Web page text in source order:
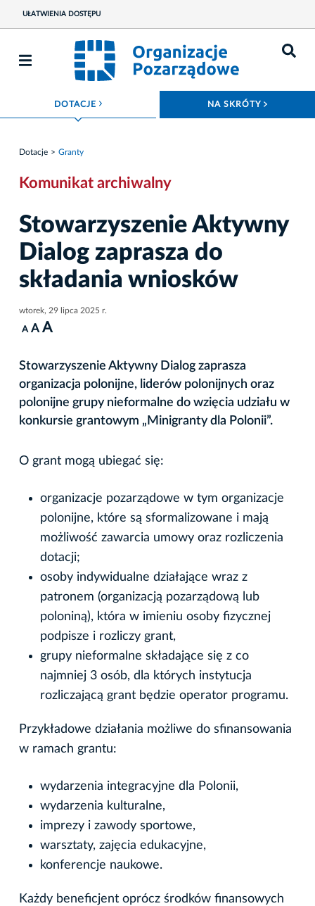
UŁATWIENIA DOSTĘPU
DOTACJE ROZWIŃ MENU NA SKRÓTY
Dotacje Granty
Komunikat archiwalny
Stowarzyszenie Aktywny
Dialog zaprasza do
składania wniosków
wtorek, 29 lipca 2025 r.
A A A
Stowarzyszenie Aktywny Dialog zaprasza
organizacja polonijne, liderów polonijnych oraz
polonijne grupy nieformalne do wzięcia udziału w
konkursie grantowym „Minigranty dla Polonii”.
O grant mogą ubiegać się:
organizacje pozarządowe w tym organizacje
polonijne, które są sformalizowane i mają
możliwość zawarcia umowy oraz rozliczenia
dotacji;
osoby indywidualne działające wraz z
patronem (organizacją pozarządową lub
poloniną), która w imieniu osoby fizycznej
podpisze i rozliczy grant,
grupy nieformalne składające się z co
najmniej 3 osób, dla których instytucja
rozliczającą grant będzie operator programu.
Przykładowe działania możliwe do sfinansowania
w ramach grantu:
wydarzenia integracyjne dla Polonii,
wydarzenia kulturalne,
imprezy i zawody sportowe,
warsztaty, zajęcia edukacyjne,
konferencje naukowe.
Każdy beneficjent oprócz środków finansowych